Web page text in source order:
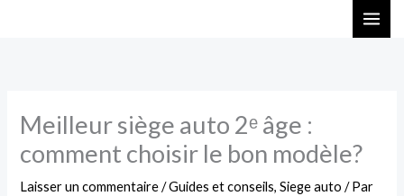
Meilleur siège auto 2ᵉ âge :
comment choisir le bon modèle?
Laisser un commentaire /Guides et conseils,Siege auto / Par